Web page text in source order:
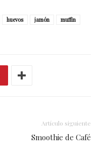
huevos jamón
muffin
Artículo siguiente
Smoothie de Café